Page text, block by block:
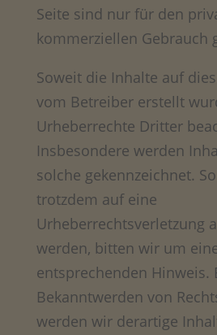
Seite sind nur für den
kommerziellen Gebrauch
Soweit die Inhalte auf
vom Betreiber erstellt
Urheberrechte Dritter
Insbesondere werden
solche gekennzeichnet.
trotzdem auf eine
Urheberrechtsverletzung
werden, bitten wir um
entsprechenden Hinweis.
Bekanntwerden von
werden wir derartige